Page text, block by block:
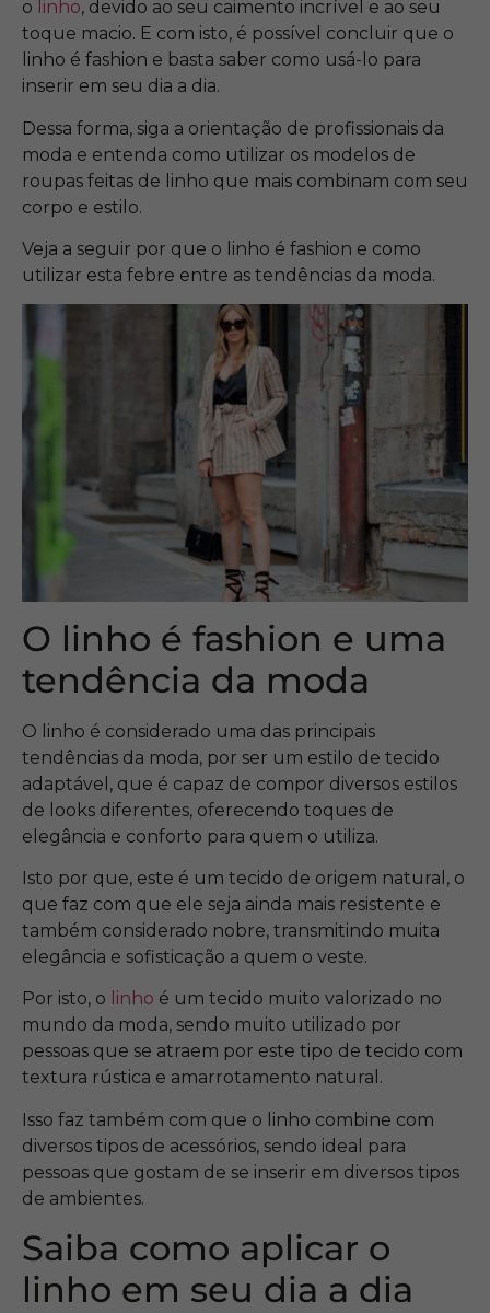
o linho, devido ao seu caimento incrível e ao seu
toque macio. E com isto, é possível concluir que o
linho é fashion e basta saber como usá-lo para
inserir em seu dia a dia.
Dessa forma, siga a orientação de profissionais da
moda e entenda como utilizar os modelos de
roupas feitas de linho que mais combinam com seu
corpo e estilo.
Veja a seguir por que o linho é fashion e como
utilizar esta febre entre as tendências da moda.
O linho é fashion e uma
tendência da moda
O linho é considerado uma das principais
tendências da moda, por ser um estilo de tecido
adaptável, que é capaz de compor diversos estilos
de looks diferentes, oferecendo toques de
elegância e conforto para quem o utiliza.
Isto por que, este é um tecido de origem natural, o
que faz com que ele seja ainda mais resistente e
também considerado nobre, transmitindo muita
elegância e sofisticação a quem o veste.
Por isto, o linho é um tecido muito valorizado no
mundo da moda, sendo muito utilizado por
pessoas que se atraem por este tipo de tecido com
textura rústica e amarrotamento natural.
Isso faz também com que o linho combine com
diversos tipos de acessórios, sendo ideal para
pessoas que gostam de se inserir em diversos tipos
de ambientes.
Saiba como aplicar o
linho em seu dia a dia